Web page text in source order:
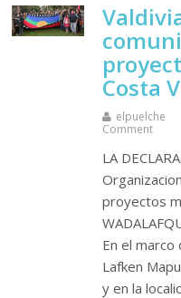
Costa
elpuelche
Comment
LA
proyectos
En el
Lafken
y en la